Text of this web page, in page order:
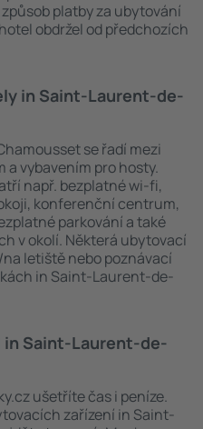
platby za ubytování
obdržel od předchozích
in Saint-Laurent-de-
se řadí mezi
a vybavením pro hosty.
např. bezplatné wi-fi,
konferenční centrum,
parkování a také
v okolí. Některá ubytovací
letiště nebo poznávací
in Saint-Laurent-de-
in Saint-Laurent-de-
ušetříte čas i peníze.
zařízení in Saint-